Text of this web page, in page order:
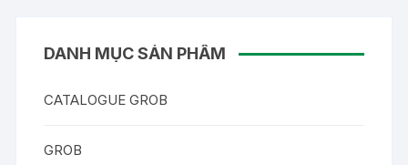
DANH MỤC SẢN PHẨM
CATALOGUE GROB
GROB